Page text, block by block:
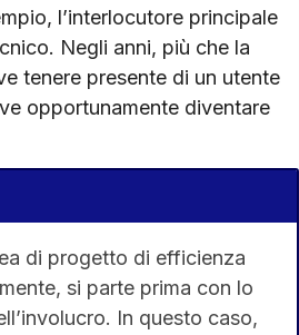
l’interlocutore principale
Negli anni, più che la
tenere presente di un utente
opportunamente diventare
di progetto di efficienza
si parte prima con lo
In questo caso,